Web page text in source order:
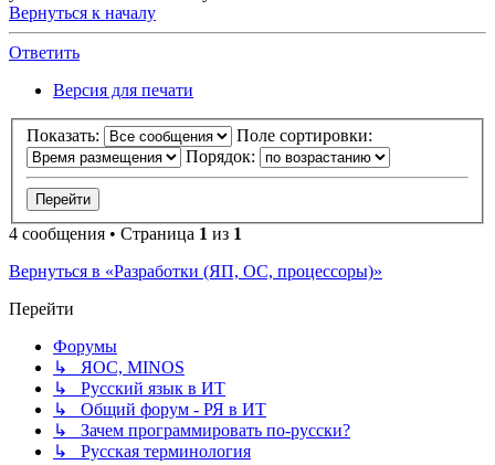
Вернуться к началу
Ответить
Версия для печати
Показать:
Поле сортировки:
Порядок:
4 сообщения • Страница 1 из 1
Вернуться в «Разработки (ЯП, ОС, процессоры)»
Перейти
Форумы
↳ ЯОС, MINOS
↳ Русский язык в ИТ
↳ Общий форум - РЯ в ИТ
↳ Зачем программировать по-русски?
↳ Русская терминология